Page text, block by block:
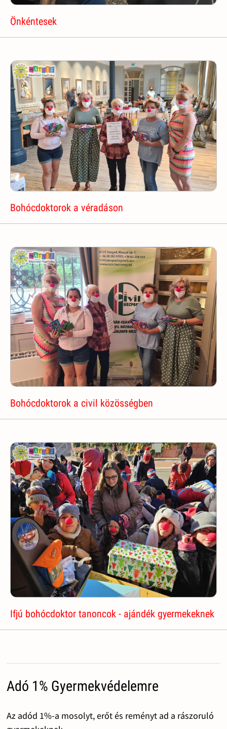
Önkéntesek
Bohócdoktorok a véradáson
Bohócdoktorok a civil közösségben
Ifjú bohócdoktor tanoncok - ajándék gyermekeknek
Adó 1% Gyermekvédelemre
Az adód 1%-a mosolyt, erőt és reményt ad a rászoruló